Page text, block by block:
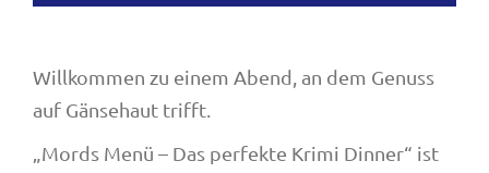
Willkommen zu einem Abend, an dem Genuss
auf Gänsehaut trifft.
„Mords Menü – Das perfekte Krimi Dinner“ ist